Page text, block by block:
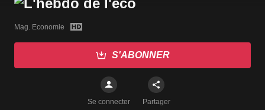
Mag. Economie
S'ABONNER
Se connecter Partager